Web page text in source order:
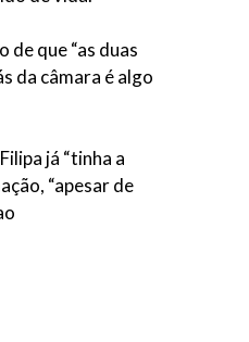
que “as duas
da câmara é algo
já “tinha a
“apesar de